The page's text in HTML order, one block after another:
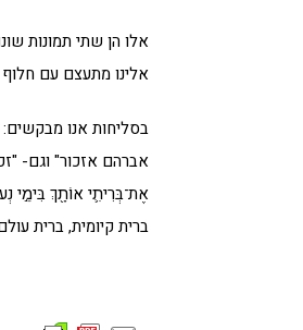
אלו הן שתי תמונות
אלינו מתעצם עם
בסליחות אנו
אברהם אזכור" וגם-
אֶת־בְּרִיתִ֛י אוֹתָ֖ךְ בִּימֵ֣י
ברית קיומית, ברית